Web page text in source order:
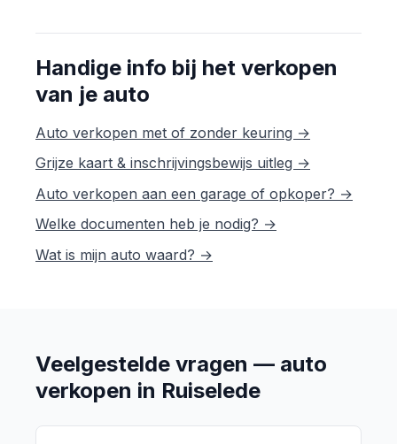
Handige info bij het verkopen
van je auto
Auto verkopen met of zonder keuring →
Grijze kaart & inschrijvingsbewijs uitleg →
Auto verkopen aan een garage of opkoper? →
Welke documenten heb je nodig? →
Wat is mijn auto waard? →
Veelgestelde vragen — auto
verkopen in Ruiselede